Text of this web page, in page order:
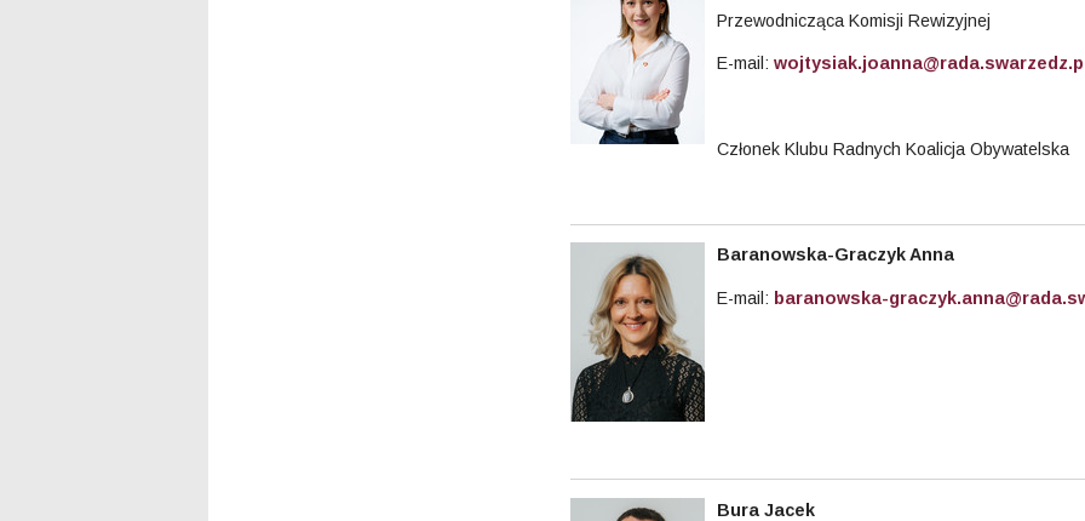
Przewodnicząca Komisji Rewizyjnej
E-mail:
Członek Klubu Radnych Koalicja Obywatelska
Baranowska-Graczyk Anna
E-mail: baranowska-
Bura Jacek